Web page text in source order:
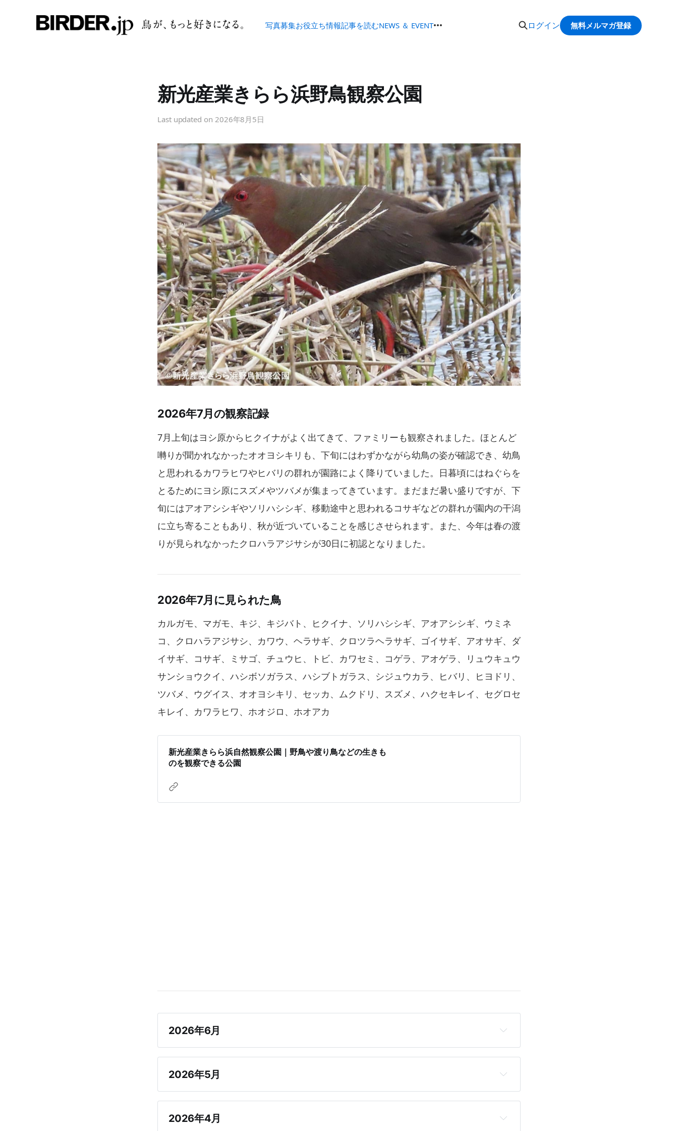
写真募集お役立ち情報記事を読むNEWS ＆ EVENT ログイン 無料メルマガ登録
新光産業きらら浜野鳥観察公園
Last updated on 2026年8月5日
2026年7月の観察記録
7月上旬はヨシ原からヒクイナがよく出てきて、ファミリーも観察されました。ほとんど
囀りが聞かれなかったオオヨシキリも、下旬にはわずかながら幼鳥の姿が確認でき、幼鳥
と思われるカワラヒワやヒバリの群れが園路によく降りていました。日暮頃にはねぐらを
とるためにヨシ原にスズメやツバメが集まってきています。まだまだ暑い盛りですが、下
旬にはアオアシシギやソリハシシギ、移動途中と思われるコサギなどの群れが園内の干潟
に立ち寄ることもあり、秋が近づいていることを感じさせられます。また、今年は春の渡
りが見られなかったクロハラアジサシが30日に初認となりました。
2026年7月に見られた鳥
カルガモ、マガモ、キジ、キジバト、ヒクイナ、ソリハシシギ、アオアシシギ、ウミネ
コ、クロハラアジサシ、カワウ、ヘラサギ、クロツラヘラサギ、ゴイサギ、アオサギ、ダ
イサギ、コサギ、ミサゴ、チュウヒ、トビ、カワセミ、コゲラ、アオゲラ、リュウキュウ
サンショウクイ、ハシボソガラス、ハシブトガラス、シジュウカラ、ヒバリ、ヒヨドリ、
ツバメ、ウグイス、オオヨシキリ、セッカ、ムクドリ、スズメ、ハクセキレイ、セグロセ
キレイ、カワラヒワ、ホオジロ、ホオアカ
新光産業きらら浜自然観察公園｜野鳥や渡り鳥などの生きも
のを観察できる公園
2026年6月
2026年5月
2026年4月